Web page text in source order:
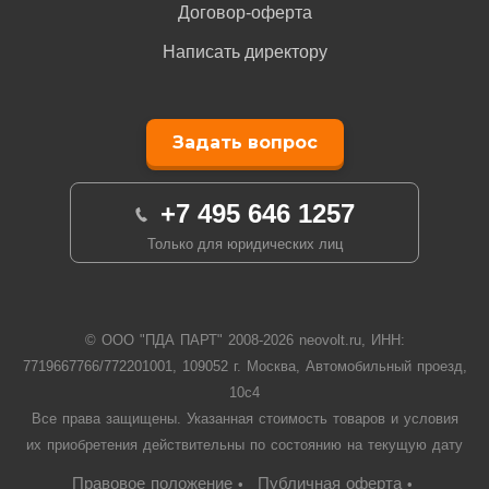
Договор-оферта
Написать директору
Задать вопрос
+7 495 646 1257
Только для юридических лиц
© ООО "ПДА ПАРТ" 2008-2026neovolt.ru, ИНН:
7719667766/772201001, 109052 г. Москва, Автомобильный проезд,
10с4
Все права защищены. Указанная стоимость товаров и условия
их приобретения действительны по состоянию на текущую дату
Правовое положение• Публичная оферта•